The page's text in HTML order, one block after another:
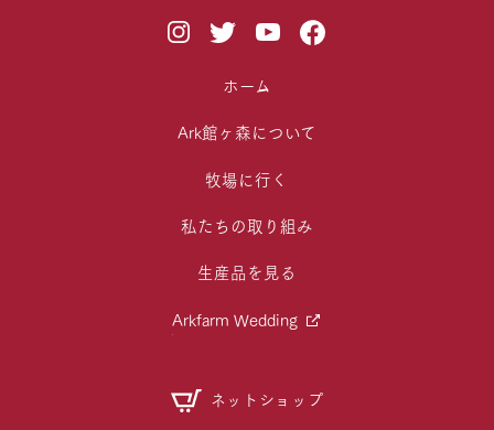
ホーム
Ark館ヶ森について
牧場に行く
私たちの取り組み
生産品を見る
Arkfarm Wedding
ネットショップ